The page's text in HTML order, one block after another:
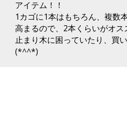
アイテム！！
1カゴに1本はもちろん、複数
高まるので、2本くらいがオス
止まり木に困っていたり、買
(*^^*)